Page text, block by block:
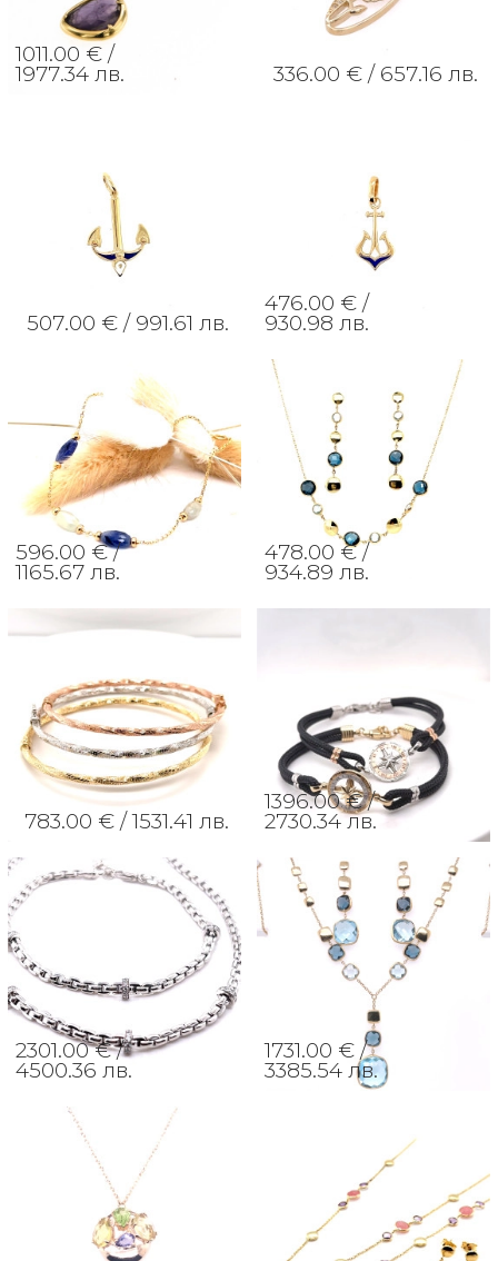
1011.00 € /
1977.34 лв. 336.00 € / 657.16 лв.
507.00 € / 991.61 лв.
476.00 € /
930.98 лв.
596.00 € /
1165.67 лв.
478.00 € /
934.89 лв.
783.00 € / 1531.41 лв.
1396.00 € /
2730.34 лв.
2301.00 € /
4500.36 лв.
1731.00 € /
3385.54 лв.